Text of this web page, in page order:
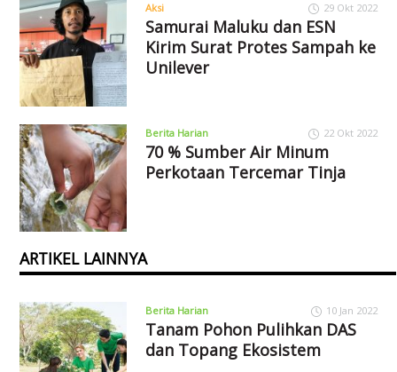
Aksi 29 Okt 2022
Samurai Maluku dan ESN
Kirim Surat Protes Sampah ke
Unilever
Berita Harian 22 Okt 2022
70 % Sumber Air Minum
Perkotaan Tercemar Tinja
ARTIKEL LAINNYA
Berita Harian 10 Jan 2022
Tanam Pohon Pulihkan DAS
dan Topang Ekosistem